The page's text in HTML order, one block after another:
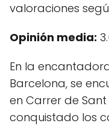
valoraciones
Opinión media:
En la
Barcelona, se
en Carrer de
conquistado los